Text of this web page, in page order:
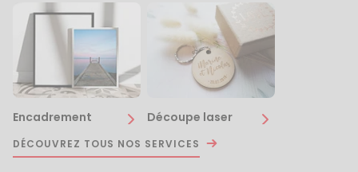
Encadrement Découpe laser
DÉCOUVREZ TOUS NOS SERVICES